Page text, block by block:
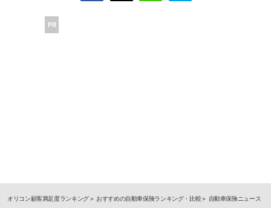
PR
オリコン顧客満足度ランキング おすすめの自動車保険ランキング・比較
自動車保険ニュース